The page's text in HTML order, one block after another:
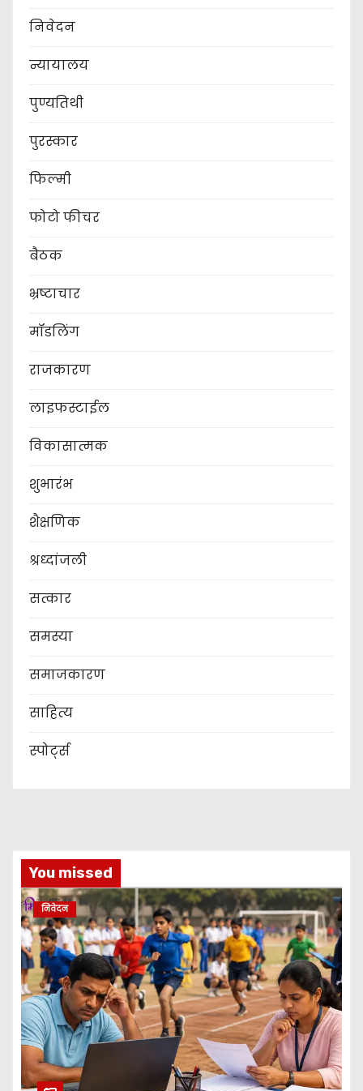
निवेदन
न्यायालय
पुण्यतिथी
पुरस्कार
फिल्मी
फोटो फीचर
बैठक
भ्रष्टाचार
मॉडलिंग
राजकारण
लाइफस्टाईल
विकासात्मक
शुभारंभ
शैक्षणिक
श्रध्दांजली
सत्कार
समस्या
समाजकारण
साहित्य
स्पोर्ट्स
You missed
निवेदन